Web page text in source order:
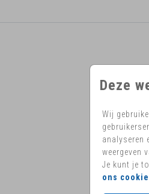
Deze
Wij
analyseren
weergeven
Je kunt je
ons